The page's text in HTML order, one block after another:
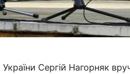
Сергій Нагорняк